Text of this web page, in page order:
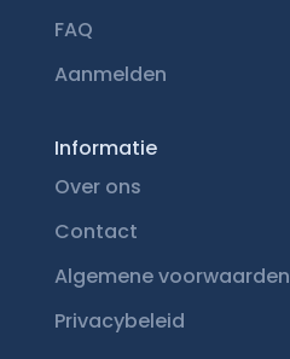
FAQ
Aanmelden
Informatie
Over ons
Contact
Algemene voorwaarden
Privacybeleid